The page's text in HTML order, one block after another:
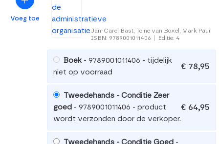
Voeg toe
Jan-Carel Bast, Toine van Boxel, Mark Paur
ISBN: 9789001011406
Editie: 4
Boek- 9789001011406 - tijdelijk
niet op voorraad
€ 78,95
Tweedehands - Conditie Zeer
goed - 9789001011406 - product
wordt verzonden door de verkoper.
€ 64,95
Tweedehands - Conditie Goed -